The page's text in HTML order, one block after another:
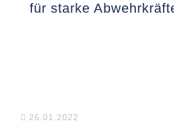
für starke
26.01.2022